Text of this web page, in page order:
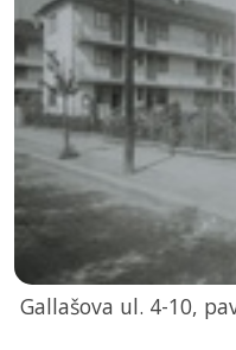
Gallašova ul. 4-10,